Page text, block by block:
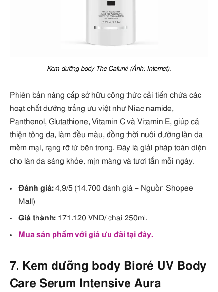
Kem dưỡng body The Cafuné (Ảnh: Internet).
Phiên bản nâng cấp sở hữu công thức cải tiến chứa các
hoạt chất dưỡng trắng ưu việt như Niacinamide,
Panthenol, Glutathione, Vitamin C và Vitamin E, giúp cải
thiện tông da, làm đều màu, đồng thời nuôi dưỡng làn da
mềm mại, rạng rỡ từ bên trong. Đây là giải pháp toàn diện
cho làn da sáng khỏe, mịn màng và tươi tắn mỗi ngày.
Đánh giá: 4,9/5 (14.700 đánh giá – Nguồn Shopee
Mall)
Giá thành: 171.120 VND/ chai 250ml.
Mua sản phẩm với giá ưu đãi tại đây.
7. Kem dưỡng body Bioré UV Body
Care Serum Intensive Aura